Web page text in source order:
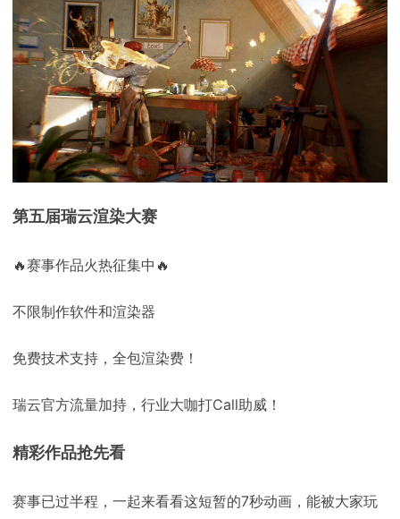
渲染大赛
泛CG交流会
渲染大赛
泛CG交流会
渲染大赛
泛CG交流会
渲染大赛
泛CG交流会
渲染大赛
泛CG交流会
渲染大赛
泛CG交流会
特惠专区
云渲染优惠攻略
青云平台
教育优惠
云渲染优惠攻略
青云平台
教育优惠
云渲染优惠攻略
青云平台
教育优惠
云渲染优惠攻略
青云平台
教育优惠
云渲染优惠攻略
青云平台
教育优惠
云渲染优惠攻略
青云平台
教育优惠
关于我们
下载 动画客户端
效果图客户端
动画客户端
效果图客户端
动画客户端
效果图客户端
动画客户端
效果图客户端
动画客户端
效果图客户端
动画客户端
效果图客户端
帮助/教程
第五届瑞云渲染大赛
🔥赛事作品火热征集中 🔥
不限制作软件和渲染器
免费技术支持 ， 全包渲染费！
瑞云官方流量加持，行业大咖打Call助威！
精彩作品抢先看
赛事已过半程，一起来看看这短暂的7秒动画，能被大家玩